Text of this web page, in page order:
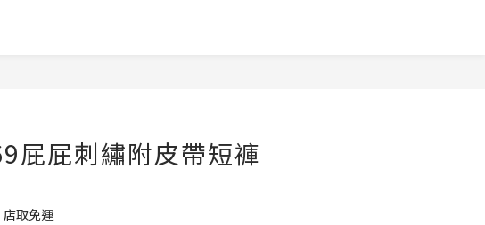
屁屁刺繡附皮帶短褲
取免運